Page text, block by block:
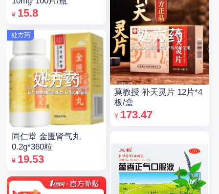
¥ 15.8
处方药
同仁堂 金匮肾气丸
0.2g*360粒
¥ 19.53
莫教授 补天灵片 12片*4
板/盒
¥ 173.47